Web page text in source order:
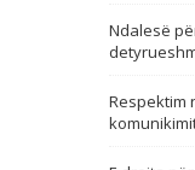
Nga rrjeti 23
Data e shpalljes
Ndalesë
Respektim